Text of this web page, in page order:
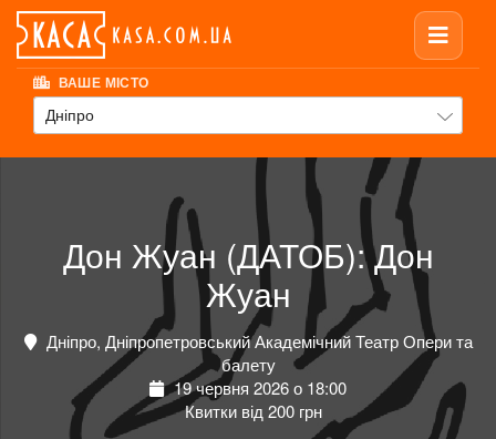
ВАШЕ МІСТО
Дніпро
Дон Жуан (ДАТОБ): Дон
Жуан
Дніпро, Дніпропетровський Академічний Театр Опери та
балету
19 червня 2026 о 18:00
Квитки від 200 грн